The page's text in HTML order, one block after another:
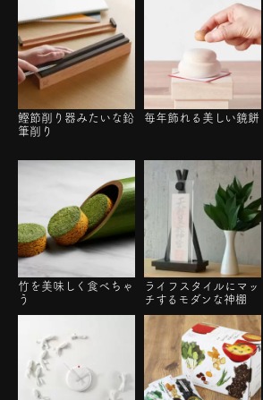
鰹節削り器みたいな鉛
筆削り
毎年飾れる美しい鏡餅
竹を美味しく食べちゃ
う
ライフスタイルにマッ
チするモダンな神棚